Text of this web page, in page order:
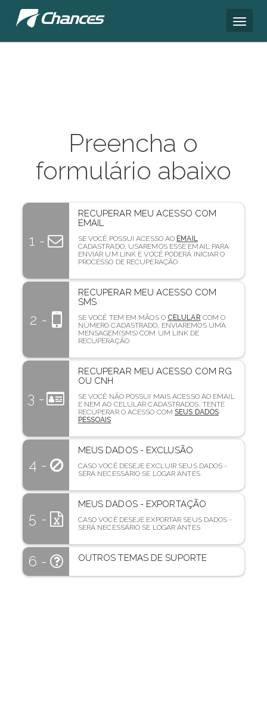
Preencha o
formulário abaixo
1 -
RECUPERAR MEU ACESSO COM
EMAIL
SE VOCÊ POSSUI ACESSO AOEMAIL
CADASTRADO, USAREMOS ESSE EMAIL PARA
ENVIAR UM LINK E VOCÊ PODERÁ INICIAR O
PROCESSO DE RECUPERAÇÃO
2 -
RECUPERAR MEU ACESSO COM
SMS
SE VOCÊ TEM EM MÃOS O CELULAR COM O
NÚMERO CADASTRADO, ENVIAREMOS UMA
MENSAGEM(SMS) COM UM LINK DE
RECUPERAÇÃO
3 -
RECUPERAR MEU ACESSO COM RG
OU CNH
SE VOCÊ NÃO POSSUI MAIS ACESSO AO EMAIL
E NEM AO CELULAR CADASTRADOS, TENTE
RECUPERAR O ACESSO COMSEUS DADOS
PESSOAIS
4 -
MEUS DADOS - EXCLUSÃO
CASO VOCÊ DESEJE EXCLUIR SEUS DADOS -
SERÁ NECESSÁRIO SE LOGAR ANTES
5 -
MEUS DADOS - EXPORTAÇÃO
CASO VOCÊ DESEJE EXPORTAR SEUS DADOS -
SERÁ NECESSÁRIO SE LOGAR ANTES
6 - OUTROS TEMAS DE SUPORTE